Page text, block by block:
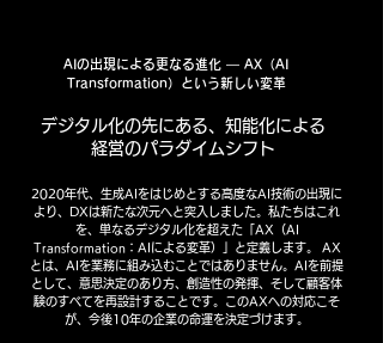
AIの出現による更なる進化 — AX（AI
Transformation）という新しい変革
デジタル化の先にある、知能化による
経営のパラダイムシフト
2020年代、生成AIをはじめとする高度なAI技術の出現に
より、DXは新たな次元へと突入しました。私たちはこれ
を、単なるデジタル化を超えた「AX（AI
Transformation：AIによる変革）」と定義します。 AX
とは、AIを業務に組み込むことではありません。AIを前提
として、意思決定のあり方、創造性の発揮、そして顧客体
験のすべてを再設計することです。このAXへの対応こそ
が、今後10年の企業の命運を決定づけます。